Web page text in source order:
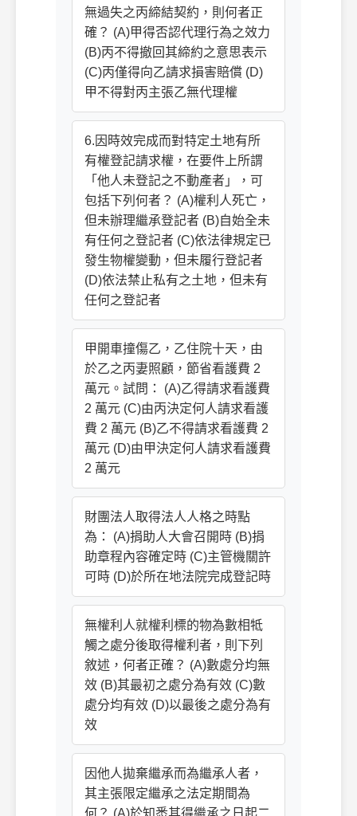
無過失之丙締結契約，則何者正
確？ (A)甲得否認代理行為之效力
(B)丙不得撤回其締約之意思表示
(C)丙僅得向乙請求損害賠償 (D)
甲不得對丙主張乙無代理權
6.因時效完成而對特定土地有所
有權登記請求權，在要件上所謂
「他人未登記之不動產者」，可
包括下列何者？ (A)權利人死亡，
但未辦理繼承登記者 (B)自始全未
有任何之登記者 (C)依法律規定已
發生物權變動，但未履行登記者
(D)依法禁止私有之土地，但未有
任何之登記者
甲開車撞傷乙，乙住院十天，由
於乙之丙妻照顧，節省看護費 2
萬元。試問： (A)乙得請求看護費
2 萬元 (C)由丙決定何人請求看護
費 2 萬元 (B)乙不得請求看護費 2
萬元 (D)由甲決定何人請求看護費
2 萬元
財團法人取得法人人格之時點
為： (A)捐助人大會召開時 (B)捐
助章程內容確定時 (C)主管機關許
可時 (D)於所在地法院完成登記時
無權利人就權利標的物為數相牴
觸之處分後取得權利者，則下列
敘述，何者正確？ (A)數處分均無
效 (B)其最初之處分為有效 (C)數
處分均有效 (D)以最後之處分為有
效
因他人拋棄繼承而為繼承人者，
其主張限定繼承之法定期間為
何？ (A)於知悉其得繼承之日起二